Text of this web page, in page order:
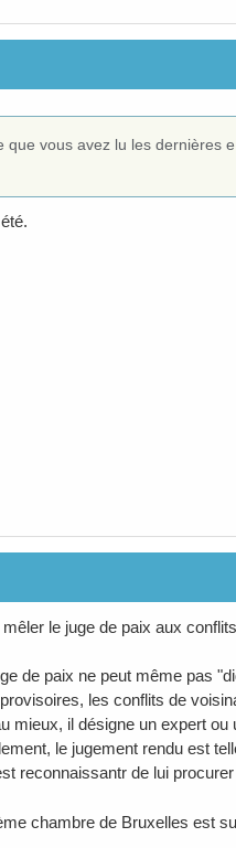
que vous avez lu les dernières
le juge de paix aux
de paix ne peut même pas
les conflits de
mieux, il désigne un expert
le jugement rendu est
reconnaissantr de lui
chambre de Bruxelles est